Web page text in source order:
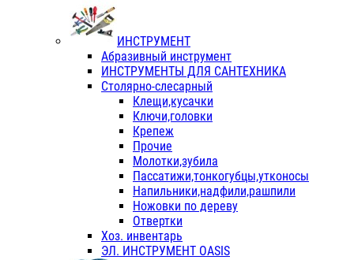
ИНСТРУМЕНТ
Абразивный инструмент
ИНСТРУМЕНТЫ ДЛЯ САНТЕХНИКА
Столярно-слесарный
Клещи,кусачки
Ключи,головки
Крепеж
Прочие
Молотки,зубила
Пассатижи,тонкогубцы,утконосы
Напильники,надфили,рашпили
Ножовки по дереву
Отвертки
Хоз. инвентарь
ЭЛ. ИНСТРУМЕНТ OASIS